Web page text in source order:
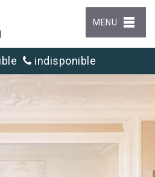
MENU
indisponible